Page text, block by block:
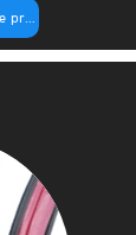
Contact us to purchase products